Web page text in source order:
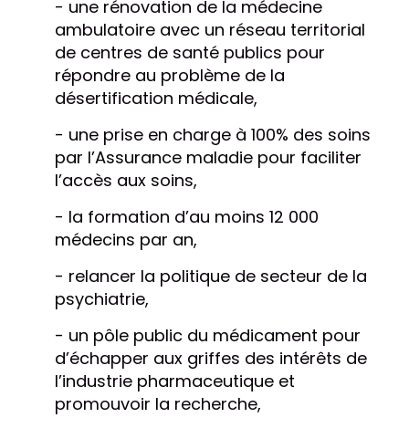
- une rénovation de la médecine
ambulatoire avec un réseau territorial
de centres de santé publics pour
répondre au problème de la
désertification médicale,
- une prise en charge à 100% des soins
par l’Assurance maladie pour faciliter
l’accès aux soins,
- la formation d’au moins 12 000
médecins par an,
- relancer la politique de secteur de la
psychiatrie,
- un pôle public du médicament pour
d’échapper aux griffes des intérêts de
l’industrie pharmaceutique et
promouvoir la recherche,